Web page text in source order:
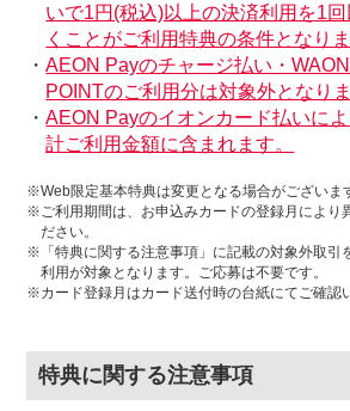
いで1円(税込)以上の決済利用を1
くことがご利用特典の条件となりま
・AEON Payのチャージ払い・
POINTのご利用分は対象外となりま
・AEON Payのイオンカード払いに
計ご利用金額に含まれます。
※Web限定基本特典は変更となる場合がございま
※ご利用期間は、お申込みカードの登録月により
ださい。
※「特典に関する注意事項」に記載の対象外取引
利用が対象となります。ご応募は不要です。
※カード登録月はカード送付時の台紙にてご確認
特典に関する注意事項